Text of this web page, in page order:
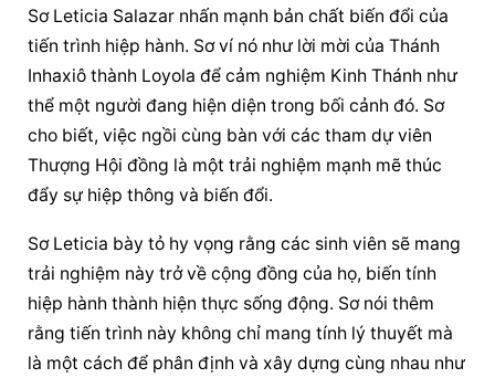
Sơ Leticia Salazar nhấn mạnh bản chất biến đổi của
tiến trình hiệp hành. Sơ ví nó như lời mời của Thánh
Inhaxiô thành Loyola để cảm nghiệm Kinh Thánh như
thể một người đang hiện diện trong bối cảnh đó. Sơ
Thượng Hội đồng là một trải nghiệm mạnh mẽ thúc
đẩy sự hiệp thông và biến đổi.
Sơ Leticia bày tỏ hy vọng rằng các sinh viên sẽ mang
trải nghiệm này trở về cộng đồng của họ, biến tính
hiệp hành thành hiện thực sống động. Sơ nói thêm
rằng tiến trình này không chỉ mang tính lý thuyết mà
là một cách để phân định và xây dựng cùng nhau như